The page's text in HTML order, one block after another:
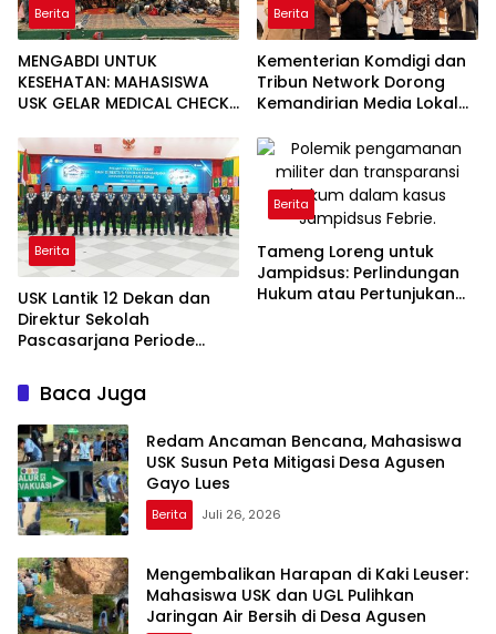
Berita
MENGABDI UNTUK
KESEHATAN: MAHASISWA
USK GELAR MEDICAL CHECK
DESA AGUSEN
Berita
Kementerian Komdigi dan
Tribun Network Dorong
Kemandirian Media Lokal
Aceh
Berita
USK Lantik 12 Dekan dan
Direktur Sekolah
Pascasarjana Periode
Berita
Tameng Loreng untuk
Jampidsus: Perlindungan
Hukum atau Pertunjukan
Baca Juga
Redam Ancaman Bencana, Mahasiswa
USK Susun Peta Mitigasi Desa Agusen
Gayo Lues
Berita Juli 26, 2026
Mengembalikan Harapan di Kaki Leuser:
Mahasiswa USK dan UGL Pulihkan
Jaringan Air Bersih di Desa Agusen